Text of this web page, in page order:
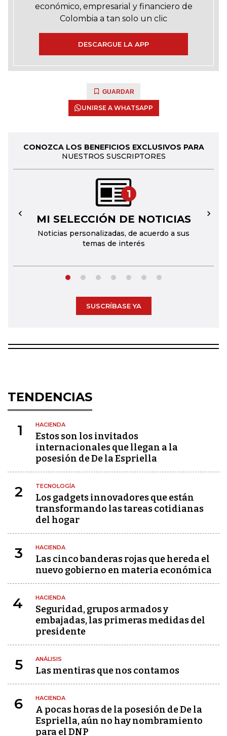
económico, empresarial y financiero de
Colombia a tan solo un clic
DESCARGUE LA APP
GUARDAR
UNIRSE A WHATSAPP
CONOZCA LOS BENEFICIOS EXCLUSIVOS PARA
NUESTROS SUSCRIPTORES
1
MI SELECCIÓN DE NOTICIAS
Noticias personalizadas, de acuerdo a sus
temas de interés
← →
SUSCRÍBASE YA
TENDENCIAS
1 HACIENDA
Estos son los invitados
internacionales que llegan a la
posesión de De la Espriella
2 TECNOLOGÍA
Los gadgets innovadores que están
transformando las tareas cotidianas
del hogar
3 HACIENDA
Las cinco banderas rojas que hereda el
nuevo gobierno en materia económica
4 HACIENDA
Seguridad, grupos armados y
embajadas, las primeras medidas del
presidente
5 ANÁLISIS
Las mentiras que nos contamos
6 HACIENDA
A pocas horas de la posesión de De la
Espriella, aún no hay nombramiento
para el DNP